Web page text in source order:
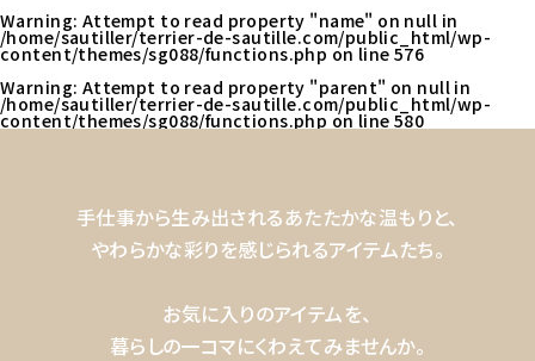
Warning: Attempt to read property "name" on null in
/home/sautiller/terrier-de-sautille.com/public_html/wp-
content/themes/sg088/functions.php on line576
Warning: Attempt to read property "parent" on null in
/home/sautiller/terrier-de-sautille.com/public_html/wp-
content/themes/sg088/functions.php on line580
手仕事から生み出されるあたたかな温もりと、
やわらかな彩りを感じられるアイテムたち。
お気に入りのアイテムを、
暮らしの一コマにくわえてみませんか。